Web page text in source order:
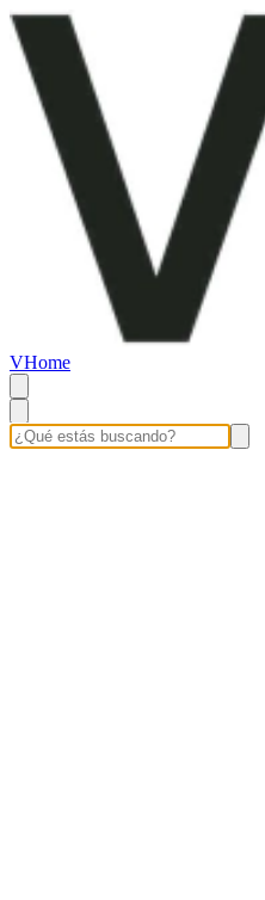
VHome